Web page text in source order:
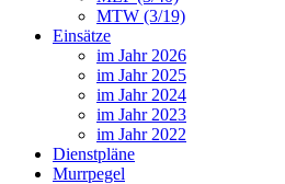
MTW (3/19)
Einsätze
im Jahr 2026
im Jahr 2025
im Jahr 2024
im Jahr 2023
im Jahr 2022
Dienstpläne
Murrpegel